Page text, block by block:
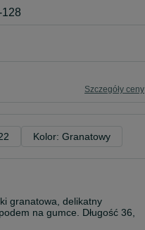
Szczegóły ceny
Kolor: Granatowy
granatowa, delikatny
na gumce. Długość 36,